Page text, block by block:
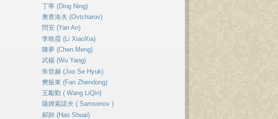
丁寧 (Ding Ning)
奧查洛夫 (Ovtcharov)
閆安 (Yan An)
李曉霞 (Li XiaoXia)
陳夢 (Chen Meng)
武楊 (Wu Yang)
朱世赫 (Joo Se Hyuk)
樊振東 (Fan Zhendong)
王勵勤 ( Wang LiQin)
薩姆索諾夫 ( Samsonov )
郝帥 (Hao Shuai)